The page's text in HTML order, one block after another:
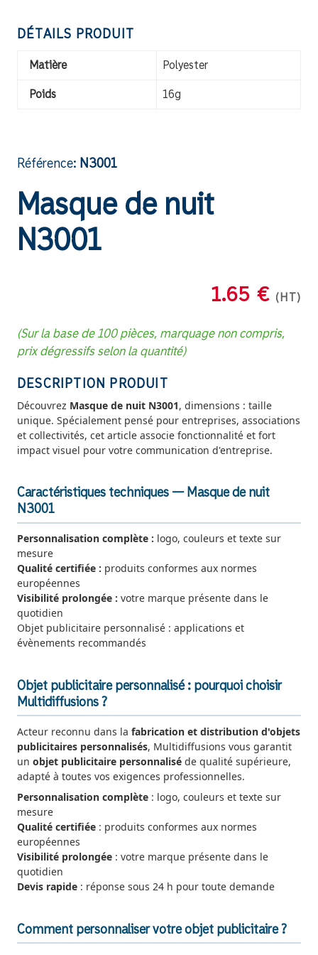
DÉTAILS PRODUIT
Matière Polyester
Poids 16g
Référence: N3001
Masque de nuit
N3001
1.65 € (HT)
(Sur la base de 100 pièces, marquage non compris,
prix dégressifs selon la quantité)
DESCRIPTION PRODUIT
Découvrez Masque de nuit N3001, dimensions : taille
unique. Spécialement pensé pour entreprises, associations
et collectivités, cet article associe fonctionnalité et fort
impact visuel pour votre communication d'entreprise.
Caractéristiques techniques — Masque de nuit
N3001
Personnalisation complète : logo, couleurs et texte sur
mesure
Qualité certifiée : produits conformes aux normes
européennes
Visibilité prolongée : votre marque présente dans le
quotidien
Objet publicitaire personnalisé : applications et
évènements recommandés
Objet publicitaire personnalisé : pourquoi choisir
Multidiffusions ?
Acteur reconnu dans la fabrication et distribution d'objets
publicitaires personnalisés, Multidiffusions vous garantit
un objet publicitaire personnalisé de qualité supérieure,
adapté à toutes vos exigences professionnelles.
Personnalisation complète : logo, couleurs et texte sur
mesure
Qualité certifiée : produits conformes aux normes
européennes
Visibilité prolongée : votre marque présente dans le
quotidien
Devis rapide : réponse sous 24 h pour toute demande
Comment personnaliser votre objet publicitaire ?